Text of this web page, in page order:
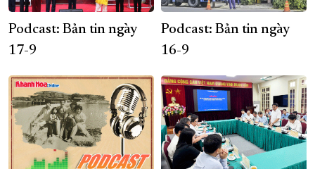
Podcast: Bản tin ngày
17-9
Podcast: Bản tin ngày
16-9